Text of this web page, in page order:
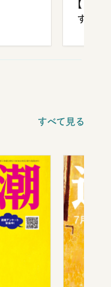
【中国
する“
すべて見る